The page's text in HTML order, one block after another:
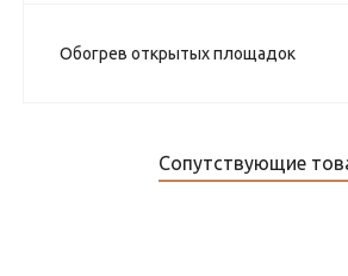
Обогрев открытых площадок
Сопутствующие